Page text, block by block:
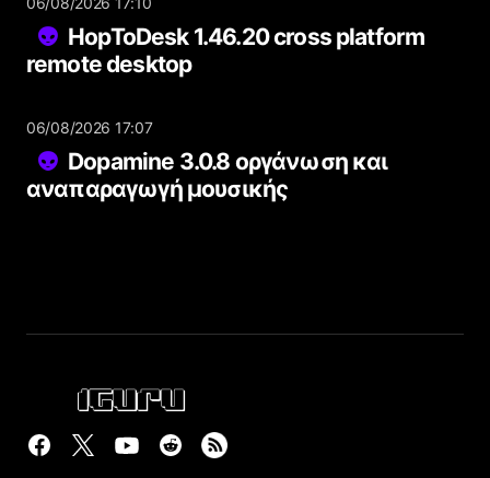
HopToDesk 1.46.20 cross platform
remote desktop
06/08/2026 17:07
Dopamine 3.0.8 οργάνωση και
αναπαραγωγή μουσικής